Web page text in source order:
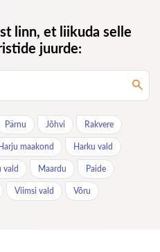
linn, et liikuda selle
juurde:
Pärnu Jõhvi Rakvere
Harju maakond Harku vald
vald Maardu Paide
Viimsi vald Võru